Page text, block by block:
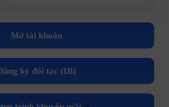
Mở tài khoản
ký đối tác (IB)